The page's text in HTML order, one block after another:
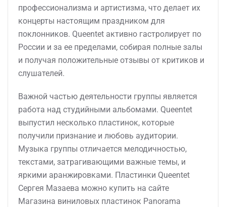
профессионализма и артистизма, что делает их
концерты настоящим праздником для
поклонников. Queentet активно гастролирует по
России и за ее пределами, собирая полные залы
и получая положительные отзывы от критиков и
слушателей.
Важной частью деятельности группы является
работа над студийными альбомами. Queentet
выпустил несколько пластинок, которые
получили признание и любовь аудитории.
Музыка группы отличается мелодичностью,
текстами, затрагивающими важные темы, и
яркими аранжировками. Пластинки Queentet
Сергея Мазаева можно купить на сайте
Магазина виниловых пластинок Panorama